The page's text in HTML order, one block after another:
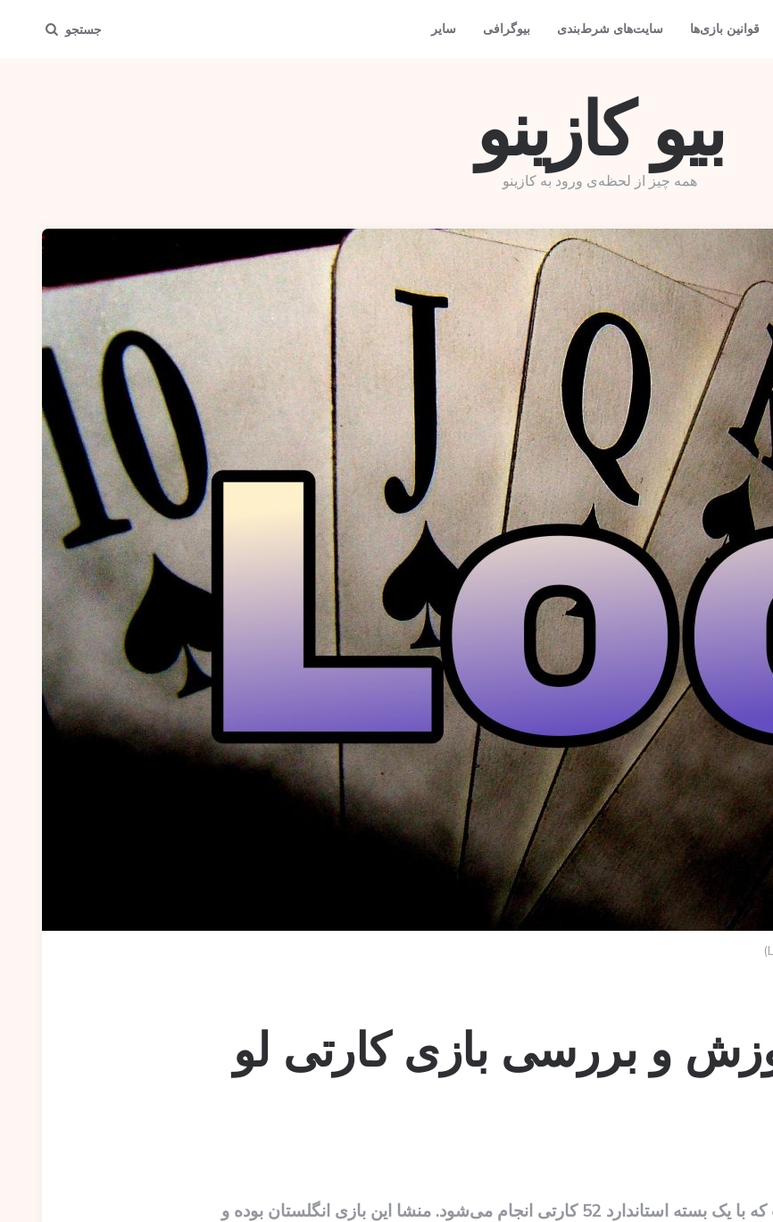
قوانین بازی‌ها سایت‌های شرط‌بندی بیوگرافی سایر جستجو
بیو کازینو
همه چیز از لحظه‌ی ورود به کازینو
و بررسی بازی کارتی لو
لو یک بازی در سبک تریک است که با یک بسته استاندارد 52 کارتی انجام می‌شود. منشا این بازی انگلستان بوده و